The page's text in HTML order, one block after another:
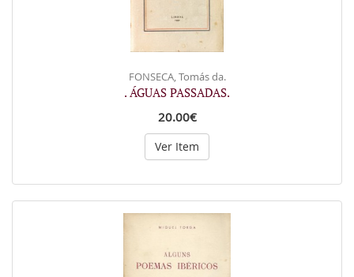
FONSECA, Tomás da.
. ÁGUAS PASSADAS.
20.00€
Ver Item